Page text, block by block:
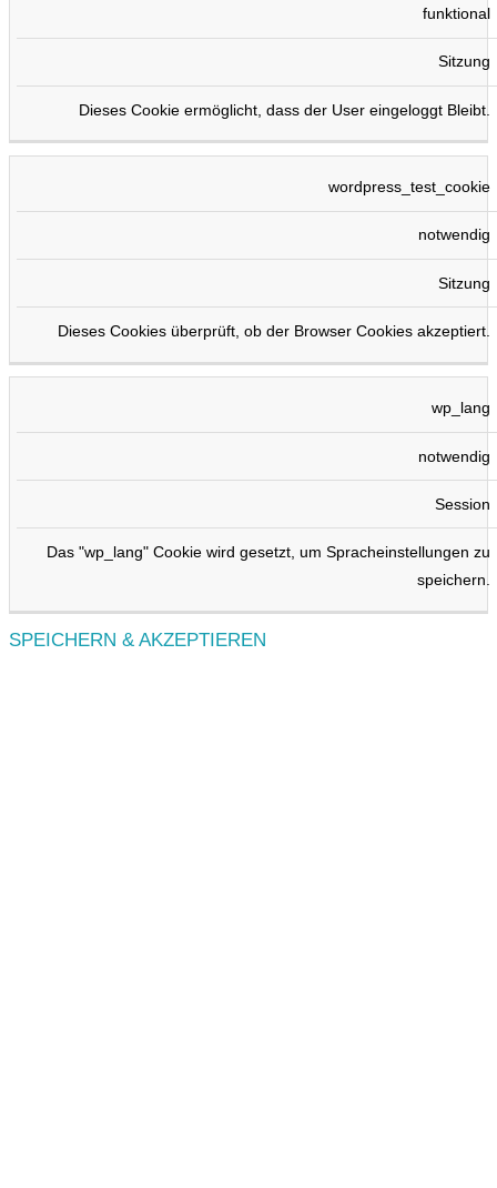
funktional
Sitzung
Dieses Cookie ermöglicht, dass der User eingeloggt Bleibt.
wordpress_test_cookie
notwendig
Sitzung
Dieses Cookies überprüft, ob der Browser Cookies akzeptiert.
wp_lang
notwendig
Session
Das "wp_lang" Cookie wird gesetzt, um Spracheinstellungen zu
speichern.
SPEICHERN & AKZEPTIEREN